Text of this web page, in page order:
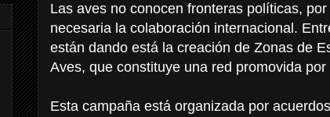
Las aves no conocen fronteras políticas,
necesaria la colaboración internacional.
están dando está la creación de Zonas de
Aves, que constituye una red promovida
Esta campaña está organizada por